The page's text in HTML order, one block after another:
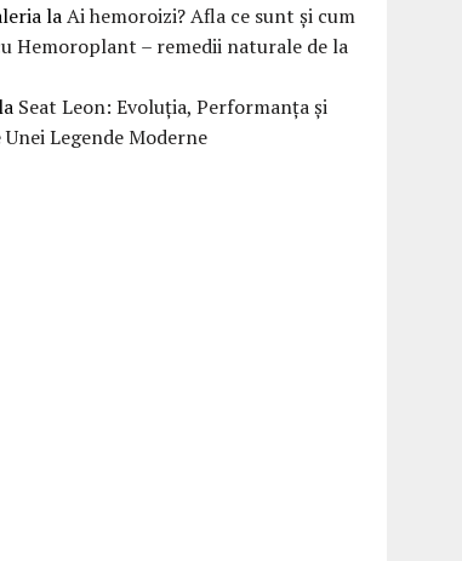
laAi hemoroizi? Afla ce sunt și cum
Hemoroplant – remedii naturale de la
Seat Leon: Evoluția, Performanța și
Legende Moderne